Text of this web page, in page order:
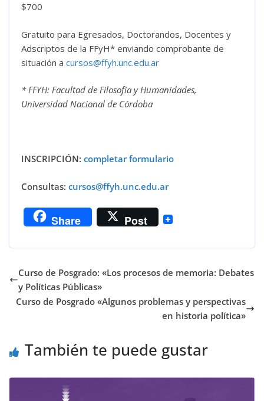
$700
Gratuito para Egresados, Doctorandos, Docentes y
Adscriptos de la FFyH* enviando comprobante de
situación a cursos@ffyh.unc.edu.ar
* FFYH: Facultad de Filosofía y Humanidades,
Universidad Nacional de Córdoba
INSCRIPCIÓN: completar formulario
Consultas: cursos@ffyh.unc.edu.ar
Share Post
Curso de Posgrado: «Los procesos de memoria: Debates
y Políticas Públicas»
Curso de Posgrado «Algunos problemas y perspectivas
en historia política»
También te puede gustar